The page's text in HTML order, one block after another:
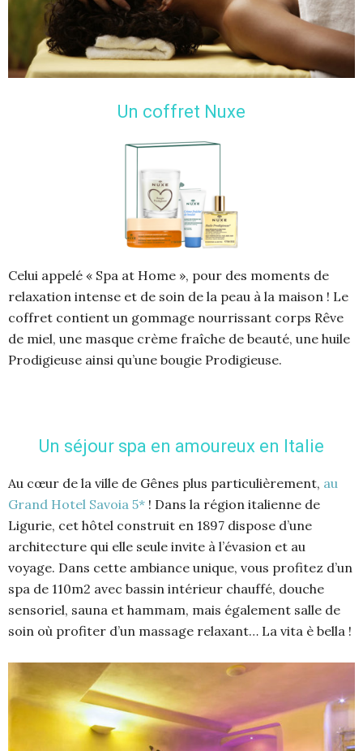
Un coffret Nuxe
Celui appelé « Spa at Home », pour des moments de
relaxation intense et de soin de la peau à la maison ! Le
coffret contient un gommage nourrissant corps Rêve
de miel, une masque crème fraîche de beauté, une huile
Prodigieuse ainsi qu’une bougie Prodigieuse.
Un séjour spa en amoureux en Italie
Au cœur de la ville de Gênes plus particulièrement, au
Grand Hotel Savoia 5* ! Dans la région italienne de
Ligurie, cet hôtel construit en 1897 dispose d’une
architecture qui elle seule invite à l’évasion et au
voyage. Dans cette ambiance unique, vous profitez d’un
spa de 110m2 avec bassin intérieur chauffé, douche
sensoriel, sauna et hammam, mais également salle de
soin où profiter d’un massage relaxant… La vita è bella !